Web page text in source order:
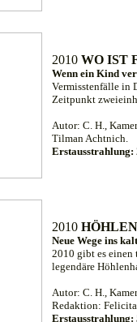
2010 WO IST
Wenn ein Kind
Vermisstenfälle in
Zeitpunkt
Autor: C. H.,
Tilman Achtnich.
Erstausstrahlung:
2010
Neue Wege ins
2010 gibt es einen
legendäre
Autor: C. H.,
Redaktion:
Erstausstrahlung: